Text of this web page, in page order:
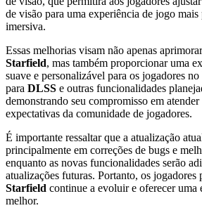
de visão para uma experiência de jogo mais
imersiva.
Essas melhorias visam não apenas
Starfield, mas também proporcionar uma
suave e personalizável para os jogadores no
para DLSS e outras funcionalidades
demonstrando seu compromisso em atender
expectativas da comunidade de jogadores.
É importante ressaltar que a atualização
principalmente em correções de bugs e
enquanto as novas funcionalidades serão
atualizações futuras. Portanto, os jogadores
Starfield continue a evoluir e oferecer uma
melhor.